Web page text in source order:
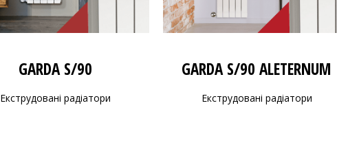
GARDA S/90
Екструдовані радіатори
GARDA S/90 ALETERNUM
Екструдовані радіатори